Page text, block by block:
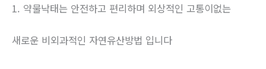
1. 약물낙태는 안전하고 편리하며 외상적인 고통이없는
새로운 비외과적인 자연유산방법 입니다